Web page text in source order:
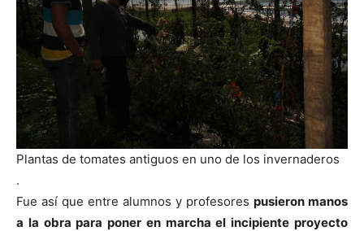
Plantas de tomates antiguos en uno de los invernaderos
.
Fue así que entre alumnos y profesores pusieron manos
a la obra para poner en marcha el incipiente proyecto